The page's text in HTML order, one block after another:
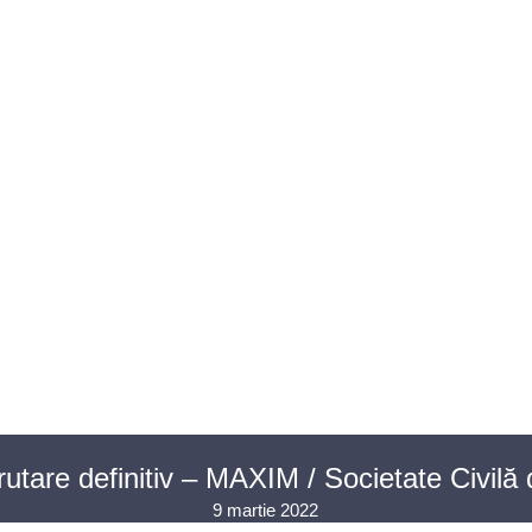
definitiv – MAXIM / Societate Civilă
9 martie 2022